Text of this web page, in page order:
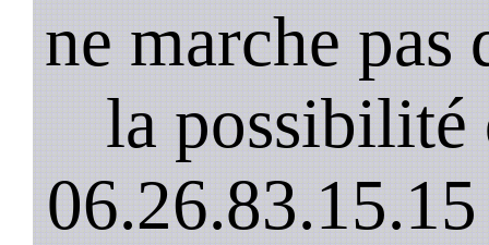
ne marche pas
la possibilité